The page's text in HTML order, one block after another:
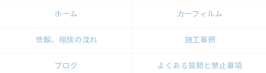
ホーム カーフィルム
依頼、相談の流れ 施工事例
ブログ よくある質問と禁止事項